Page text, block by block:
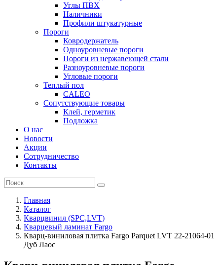
Углы ПВХ
Наличники
Профили штукатурные
Пороги
Ковродержатель
Одноуровневые пороги
Пороги из нержавеющей стали
Разноуровневые пороги
Угловые пороги
Теплый пол
CALEO
Сопутствующие товары
Клей, герметик
Подложка
О нас
Новости
Акции
Сотрудничество
Контакты
Главная
Каталог
Кварцвинил (SPC,LVT)
Кварцевый ламинат Fargo
Кварц-виниловая плитка Fargo Parquet LVT 22-21064-01
Дуб Лаос